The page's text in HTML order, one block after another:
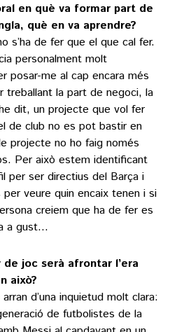
en què va formar part de
què en va aprendre?
s’ha de fer que el que cal fer.
personalment molt
posar-me al cap encara més
treballant la part de negoci, la
dit, un projecte que vol fer
de club no es pot bastir en
projecte no ho faig només
Per això estem identificant
per ser directius del Barça i
veure quin encaix tenen i si
creiem que ha de fer es
a gust…
joc serà afrontar l’era
això?
d’una inquietud molt clara:
de futbolistes de la